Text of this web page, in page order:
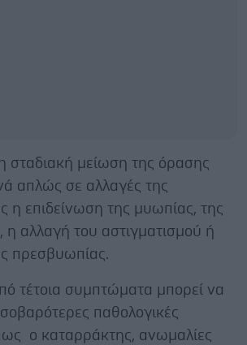
σταδιακή μείωση της όρασης
απλώς σε αλλαγές της
η επιδείνωση της μυωπίας, της
η αλλαγή του αστιγματισμού ή
πρεσβυωπίας.
τέτοια συμπτώματα μπορεί να
παθολογικές
ο καταρράκτης, ανωμαλίες